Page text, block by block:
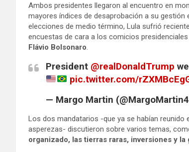
Ambos presidentes llegaron al encuentro en
mayores índices de desaprobación a su
elecciones de medio término, Lula sufrió
encuestas de cara a los comicios
Flávio Bolsonaro.
President @realDonaldTrump
pic.twitter.com/
— Margo Martin
Los dos mandatarios -que ya se habían reunido
asperezas- discutieron sobre varios temas,
organizado, las tierras raras, inversiones y